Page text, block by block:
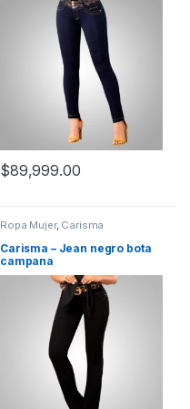
$89,999.00
Ropa Mujer, Carisma
Carisma – Jean negro bota
campana